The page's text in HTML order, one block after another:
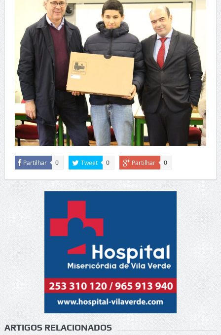
Partilhar 0 Tweet 0 Partilhar 0
ARTIGOS RELACIONADOS